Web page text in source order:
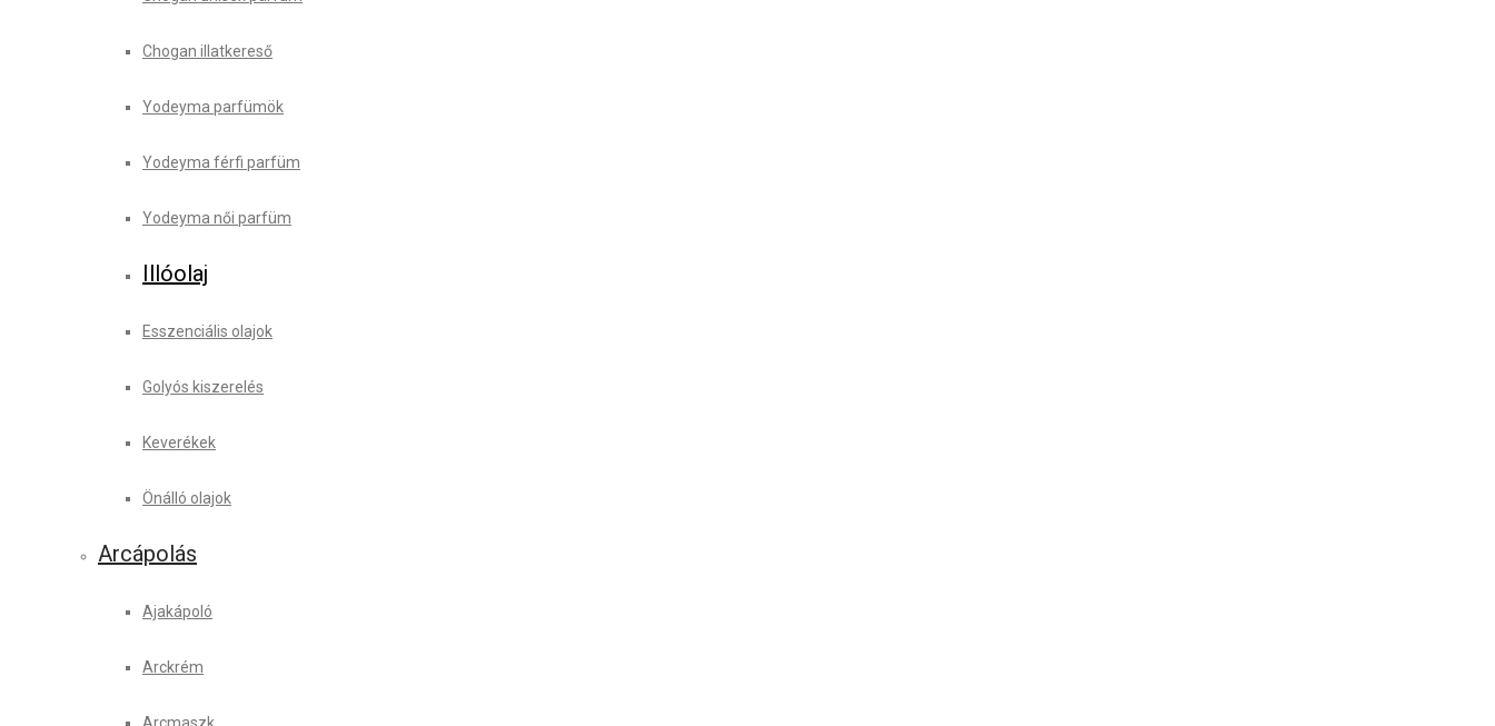
Chogan illatkereső
Yodeyma parfümök
Yodeyma férfi parfüm
Yodeyma női parfüm
Illóolaj
Esszenciális olajok
Golyós kiszerelés
Keverékek
Önálló olajok
Arcápolás
Ajakápoló
Arckrém